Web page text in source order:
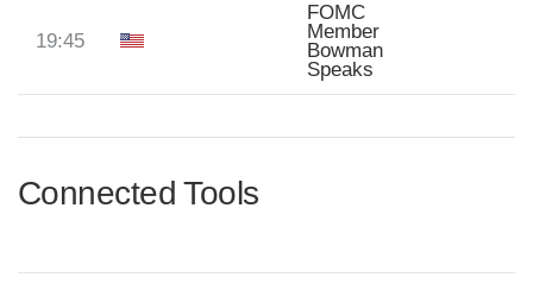
19:45
FOMC
Member
Bowman
Speaks
Connected Tools